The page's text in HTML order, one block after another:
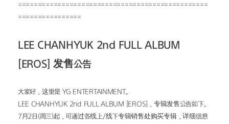
================================================
================
LEE CHANHYUK 2nd FULL ALBUM
[EROS] 发售公告
大家好，这里是 YG ENTERTAINMENT。
LEE CHANHYUK 2nd FULL ALBUM [EROS]，专辑发售公告如下。
7月2日(周三)起，可通过各线上/线下专辑销售处购买专辑，详细信息